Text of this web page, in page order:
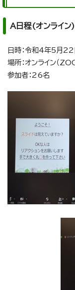
A日程(オンライン)
日時：令和4年5月22
場所：オンライン（
参加者：26名